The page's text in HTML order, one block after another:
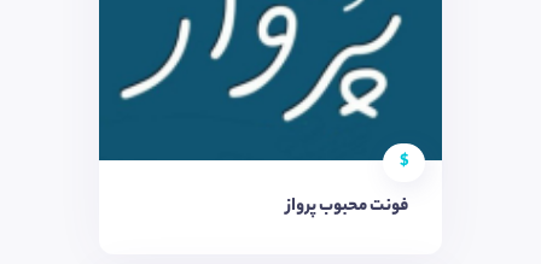
$
فونت محبوب پرواز